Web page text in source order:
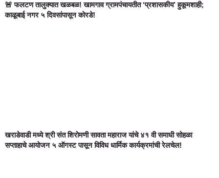
🚨 फलटण तालुक्यात खळबळ! खामगाव ग्रामपंचायतीत ‘प्रशासकीय’ हुकूमशाही;
काळूबाई नगर ५ दिवसांपासून कोरडे!
खराडेवाडी मध्ये श्री संत शिरोमणी सावता महाराज यांचे ४१ वी समाधी सोहळा
सप्ताहाचे आयोजन ५ ऑगस्ट पासून विविध धार्मिक कार्यक्रमांची रेलचेल!